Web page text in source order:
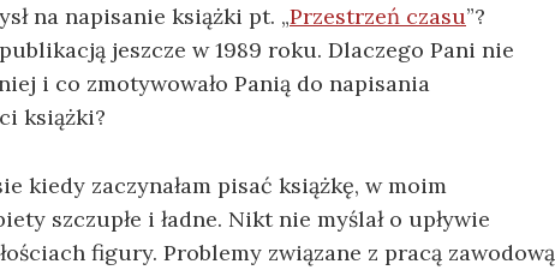
na napisanie książki pt. „Przestrzeń czasu”?
jeszcze w 1989 roku. Dlaczego Pani nie
i co zmotywowało Panią do napisania
książki?
kiedy zaczynałam pisać książkę, w moim
szczupłe i ładne. Nikt nie myślał o upływie
figury. Problemy związane z pracą zawodową